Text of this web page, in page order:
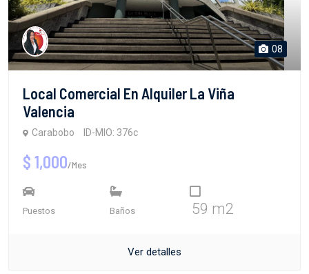
08
Local Comercial En Alquiler La Viña
Valencia
Carabobo ID-MIO: 376c
$ 1,000/Mes
Puestos Baños 59 m2
Ver detalles